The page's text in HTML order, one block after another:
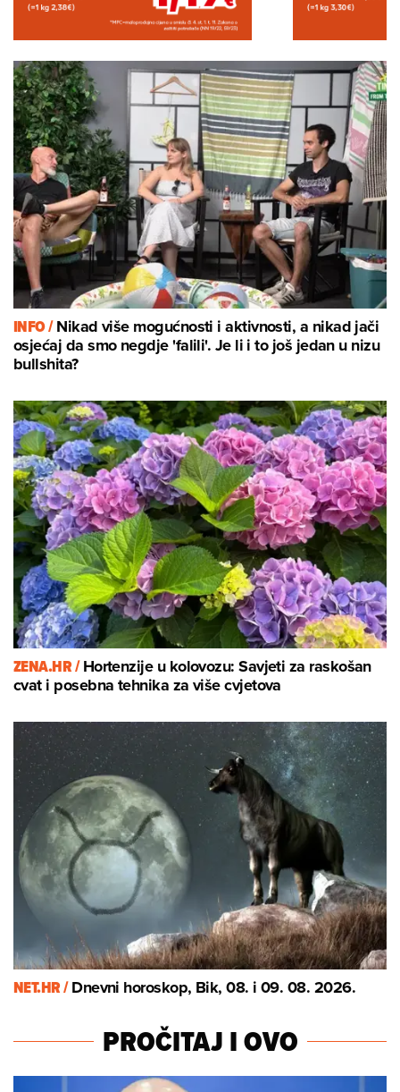
INFO /Nikad više mogućnosti i aktivnosti, a nikad jači
osjećaj da smo negdje 'falili'. Je li i to još jedan u nizu
bullshita?
ZENA.HR /Hortenzije u kolovozu: Savjeti za raskošan
cvat i posebna tehnika za više cvjetova
NET.HR /Dnevni horoskop, Bik, 08. i 09. 08. 2026.
PROČITAJ I OVO